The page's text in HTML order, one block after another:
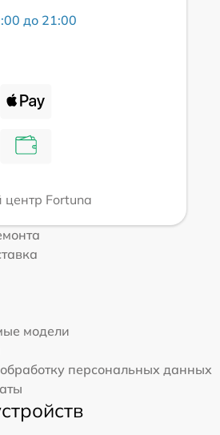
до 21:00
Fortuna
модели
персональных данных